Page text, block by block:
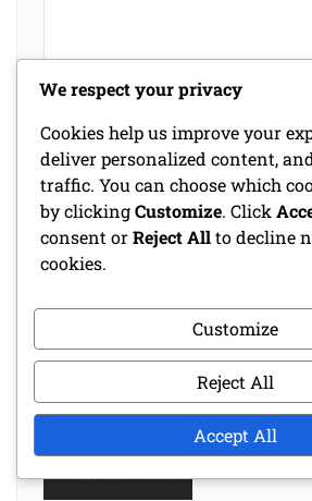
Email*
Save my name, email, and
browser for the next time I
We respect your privacy
Cookies help us improve your
deliver personalized content,
traffic. You can choose which
by clickingCustomize. Click
consent orReject Allto decline
cookies.
Customize
Reject All
Accept All